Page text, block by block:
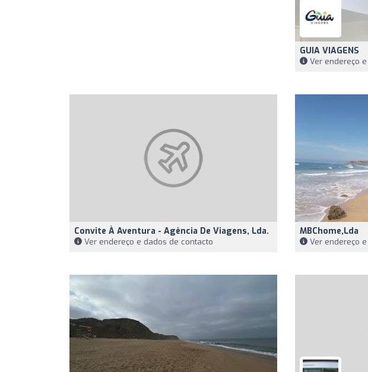
GUIA VIAGENS
Ver endereço
Convite À Aventura - Agência De Viagens, Lda.
Ver endereço e dados de contacto
MBChome,Lda
Ver endereço